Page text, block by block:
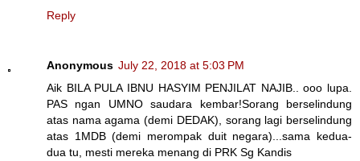
Reply
Anonymous July 22, 2018 at 5:03 PM
Aik BILA PULA IBNU HASYIM PENJILAT NAJIB.. ooo lupa.
PAS ngan UMNO saudara kembar!Sorang berselindung
atas nama agama (demi DEDAK), sorang lagi berselindung
atas 1MDB (demi merompak duit negara)...sama kedua-
dua tu, mesti mereka menang di PRK Sg Kandis